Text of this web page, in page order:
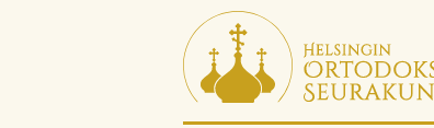
Siirry
suoraan
sisältöön.